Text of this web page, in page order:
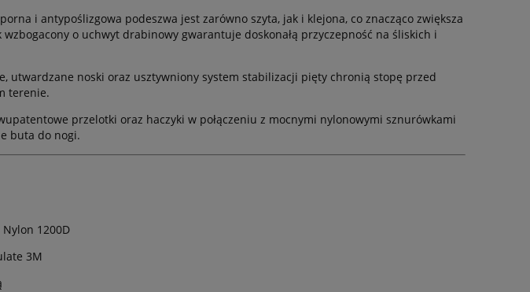
i antypoślizgowa podeszwa jest zarówno szyta, jak i klejona, co znacząco zwiększa
o uchwyt drabinowy gwarantuje doskonałą przyczepność na śliskich i
utwardzane noski oraz usztywniony system stabilizacji pięty chronią stopę przed
terenie.
przelotki oraz haczyki w połączeniu z mocnymi nylonowymi sznurówkami
buta do nogi.
Nylon 1200D
3M